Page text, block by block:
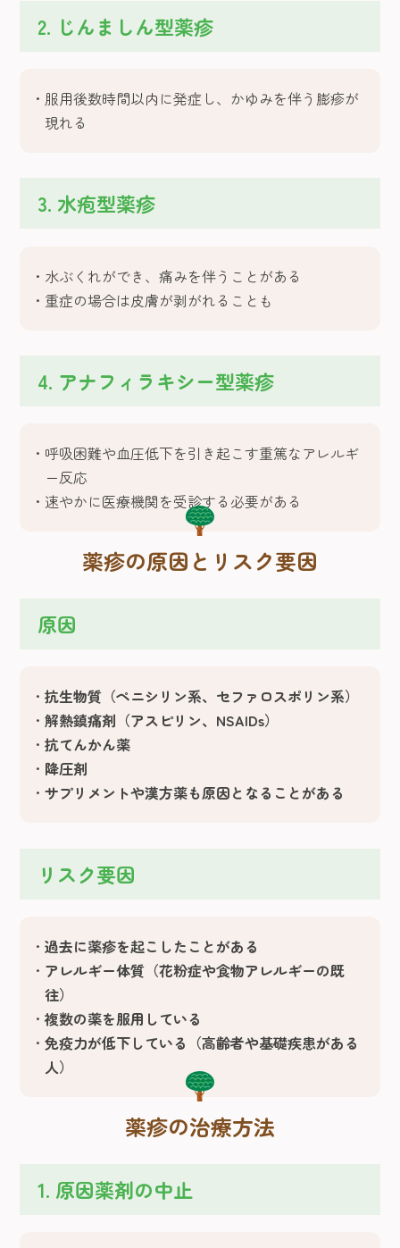
2. じんましん型薬疹
服用後数時間以内に発症し、かゆみを伴う膨疹が
現れる
3. 水疱型薬疹
水ぶくれができ、痛みを伴うことがある
重症の場合は皮膚が剥がれることも
4. アナフィラキシー型薬疹
呼吸困難や血圧低下を引き起こす重篤なアレルギ
ー反応
速やかに医療機関を受診する必要がある
薬疹の原因とリスク要因
原因
抗生物質（ペニシリン系、セファロスポリン系）
解熱鎮痛剤（アスピリン、NSAIDs）
抗てんかん薬
降圧剤
サプリメントや漢方薬も原因となることがある
リスク要因
過去に薬疹を起こしたことがある
アレルギー体質（花粉症や食物アレルギーの既
往）
複数の薬を服用している
免疫力が低下している（高齢者や基礎疾患がある
人）
薬疹の治療方法
1. 原因薬剤の中止